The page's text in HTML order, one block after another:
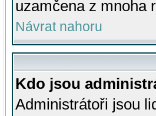
uzamčena z mnoha
Návrat nahoru
Kdo jsou
Administrátoři jsou